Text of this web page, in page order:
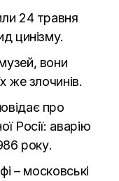
24 травня
цинізму.
вони
же злочинів.
про
Росії: аварію
року.
– московські